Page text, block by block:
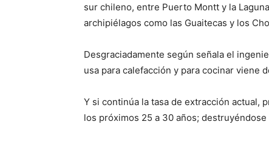
sur chileno, entre Puerto Montt y la
archipiélagos como las Guaitecas y los
Desgraciadamente según señala el
usa para calefacción y para cocinar viene
Y si continúa la tasa de extracción actual,
los próximos 25 a 30 años;